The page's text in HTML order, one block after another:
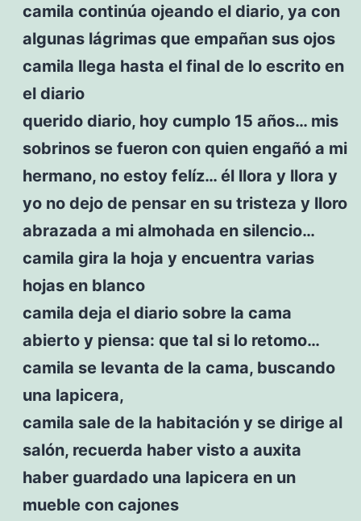
camila continúa ojeando el diario, ya con
algunas lágrimas que empañan sus ojos
camila llega hasta el final de lo escrito en
el diario
querido diario, hoy cumplo 15 años… mis
sobrinos se fueron con quien engañó a mi
hermano, no estoy felíz… él llora y llora y
yo no dejo de pensar en su tristeza y lloro
abrazada a mi almohada en silencio…
camila gira la hoja y encuentra varias
hojas en blanco
camila deja el diario sobre la cama
abierto y piensa: que tal si lo retomo…
camila se levanta de la cama, buscando
una lapicera,
camila sale de la habitación y se dirige al
salón, recuerda haber visto a auxita
haber guardado una lapicera en un
mueble con cajones